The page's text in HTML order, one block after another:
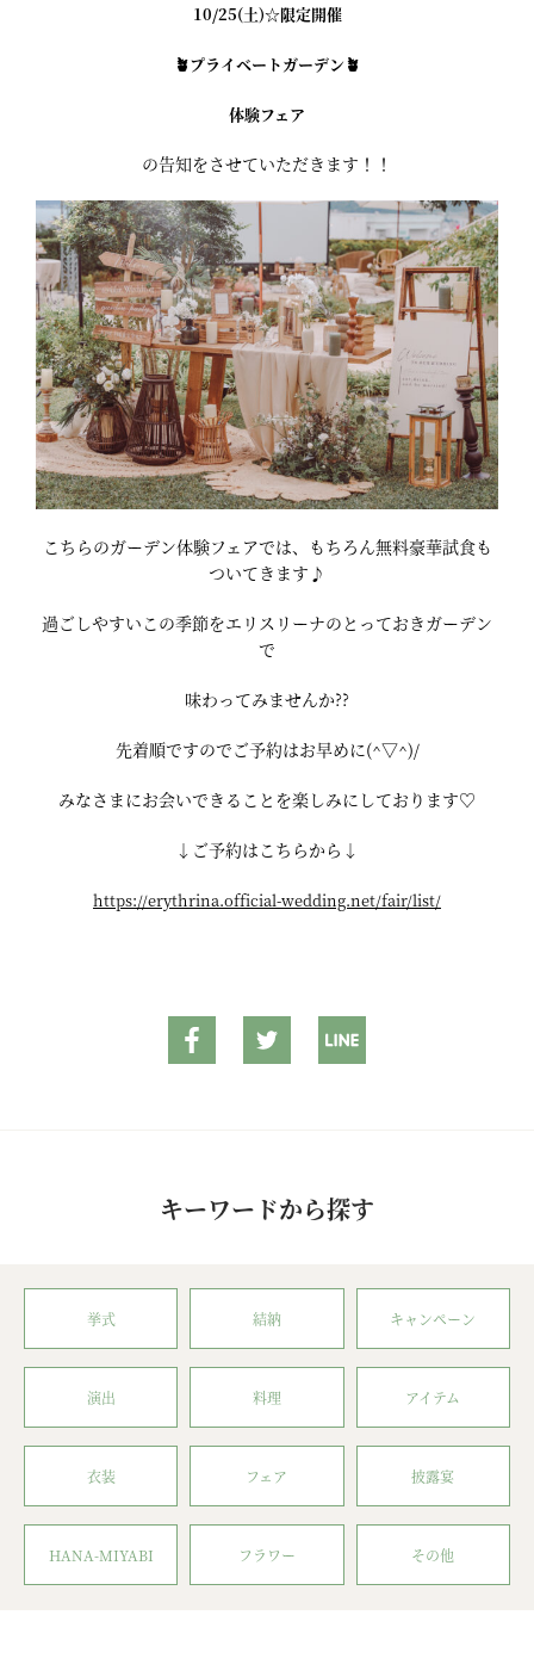
10/25(土)☆限定開催
🪴プライベートガーデン🪴
体験フェア
の告知をさせていただきます！！
こちらのガーデン体験フェアでは、もちろん無料豪華試食も
ついてきます♪
過ごしやすいこの季節をエリスリーナのとっておきガーデン
で
味わってみませんか??
先着順ですのでご予約はお早めに(^▽^)/
みなさまにお会いできることを楽しみにしております♡
↓ご予約はこちらから↓
https://erythrina.official-wedding.net/fair/list/
キーワードから探す
挙式 結納 キャンペーン
演出 料理 アイテム
衣装 フェア 披露宴
HANA-MIYABI フラワー その他